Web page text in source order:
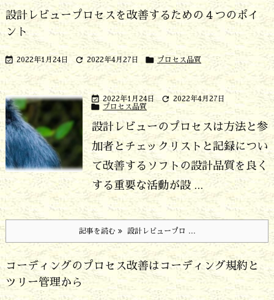
設計レビュープロセスを改善するための４つのポイ
ント
 2022年1月24日  2022年4月27日  プロセス品質
 2022年1月24日  2022年4月27日
 プロセス品質
設計レビューのプロセスは方法と参
加者とチェックリストと記録につい
て改善する ソフトの設計品質を良く
する重要な活動が設 ...
記事を読む 設計レビュープロ ...
コーディングのプロセス改善はコーディング規約と
ツリー管理から